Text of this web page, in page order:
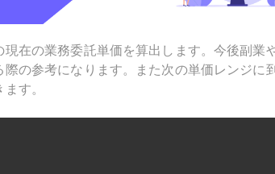
在の業務委託単価を算出します。今後副業
際の参考になります。また次の単価レンジに
す。